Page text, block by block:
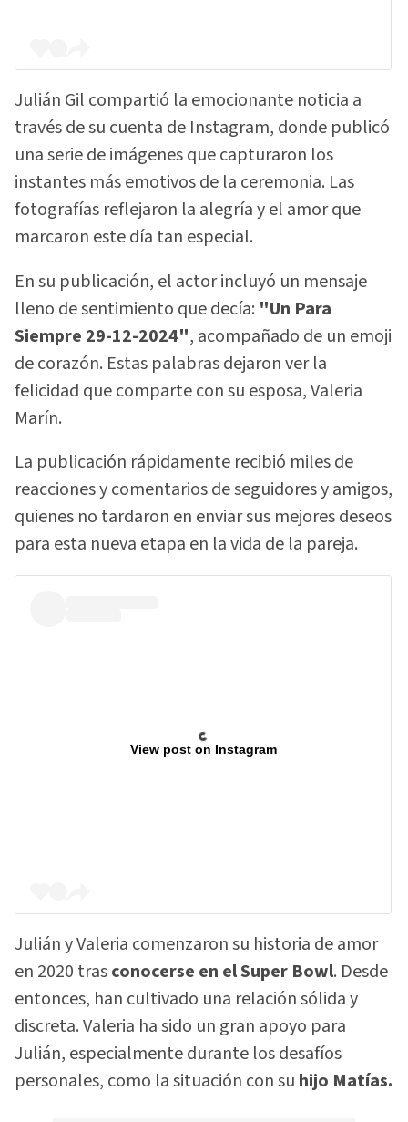
Julián Gil compartió la emocionante noticia a
través de su cuenta de Instagram, donde publicó
una serie de imágenes que capturaron los
instantes más emotivos de la ceremonia. Las
fotografías reflejaron la alegría y el amor que
marcaron este día tan especial.
En su publicación, el actor incluyó un mensaje
lleno de sentimiento que decía: "Un Para
Siempre 29-12-2024", acompañado de un emoji
de corazón. Estas palabras dejaron ver la
felicidad que comparte con su esposa, Valeria
Marín.
La publicación rápidamente recibió miles de
reacciones y comentarios de seguidores y amigos,
quienes no tardaron en enviar sus mejores deseos
para esta nueva etapa en la vida de la pareja.
View post on Instagram
Julián y Valeria comenzaron su historia de amor
en 2020 trasconocerse en el Super Bowl. Desde
entonces, han cultivado una relación sólida y
discreta. Valeria ha sido un gran apoyo para
Julián, especialmente durante los desafíos
personales, como la situación con su hijo Matías.